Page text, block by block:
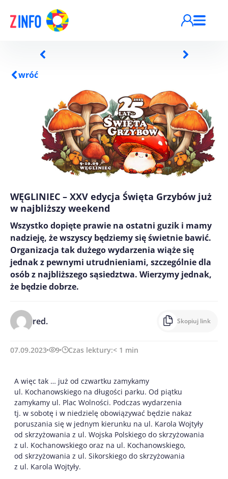
wróć
WĘGLINIEC – XXV edycja Święta Grzybów już
w najbliższy weekend
Wszystko dopięte prawie na ostatni guzik i mamy
nadzieję, że wszyscy będziemy się świetnie bawić.
Organizacja tak dużego wydarzenia wiąże się
jednak z pewnymi utrudnieniami, szczególnie dla
osób z najbliższego sąsiedztwa. Wierzymy jednak,
że będzie dobrze.
red. Skopiuj link
07.09.2023 9 Czas lektury:< 1 min
A więc tak … już od czwartku zamykamy
ul. Kochanowskiego na długości parku. Od piątku
zamykamy ul. Plac Wolności. Podczas wydarzenia
tj. w sobotę i w niedzielę obowiązywać będzie nakaz
poruszania się w jednym kierunku na ul. Karola Wojtyły
od skrzyżowania z ul. Wojska Polskiego do skrzyżowania
z ul. Kochanowskiego oraz na ul. Kochanowskiego,
od skrzyżowania z ul. Sikorskiego do skrzyżowania
z ul. Karola Wojtyły.